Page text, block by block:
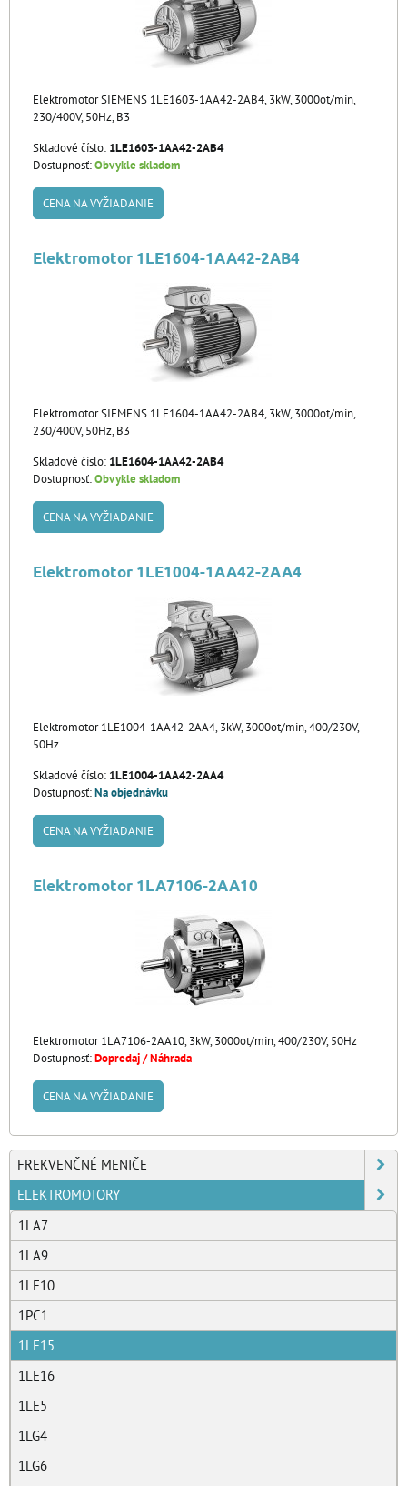
Elektromotor SIEMENS 1LE1603-1AA42-2AB4, 3kW, 3000ot/min,
230/400V, 50Hz, B3
Skladové číslo: 1LE1603-1AA42-2AB4
Dostupnosť:Obvykle skladom
CENA NA VYŽIADANIE
Elektromotor 1LE1604-1AA42-2AB4
Elektromotor SIEMENS 1LE1604-1AA42-2AB4, 3kW, 3000ot/min,
230/400V, 50Hz, B3
Skladové číslo: 1LE1604-1AA42-2AB4
Dostupnosť:Obvykle skladom
CENA NA VYŽIADANIE
Elektromotor 1LE1004-1AA42-2AA4
Elektromotor 1LE1004-1AA42-2AA4, 3kW, 3000ot/min, 400/230V,
50Hz
Skladové číslo: 1LE1004-1AA42-2AA4
Dostupnosť:Na objednávku
CENA NA VYŽIADANIE
Elektromotor 1LA7106-2AA10
Elektromotor 1LA7106-2AA10, 3kW, 3000ot/min, 400/230V, 50Hz
Dostupnosť:Dopredaj / Náhrada
CENA NA VYŽIADANIE
FREKVENČNÉ MENIČE
ELEKTROMOTORY
1LA7
1LA9
1LE10
1PC1
1LE15
1LE16
1LE5
1LG4
1LG6